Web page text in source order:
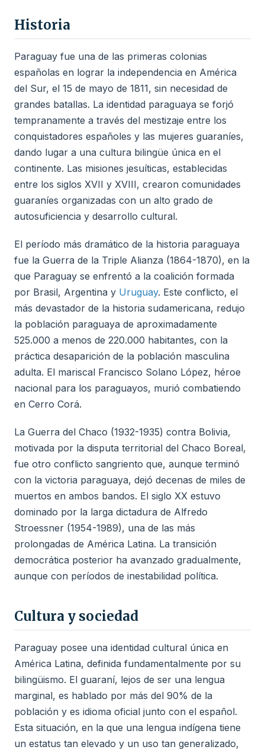
Historia
Paraguay fue una de las primeras colonias
españolas en lograr la independencia en América
del Sur, el 15 de mayo de 1811, sin necesidad de
grandes batallas. La identidad paraguaya se forjó
tempranamente a través del mestizaje entre los
conquistadores españoles y las mujeres guaraníes,
dando lugar a una cultura bilingüe única en el
continente. Las misiones jesuíticas, establecidas
entre los siglos XVII y XVIII, crearon comunidades
guaraníes organizadas con un alto grado de
autosuficiencia y desarrollo cultural.
El período más dramático de la historia paraguaya
fue la Guerra de la Triple Alianza (1864-1870), en la
que Paraguay se enfrentó a la coalición formada
por Brasil, Argentina y Uruguay. Este conflicto, el
más devastador de la historia sudamericana, redujo
la población paraguaya de aproximadamente
525.000 a menos de 220.000 habitantes, con la
práctica desaparición de la población masculina
adulta. El mariscal Francisco Solano López, héroe
nacional para los paraguayos, murió combatiendo
en Cerro Corá.
La Guerra del Chaco (1932-1935) contra Bolivia,
motivada por la disputa territorial del Chaco Boreal,
fue otro conflicto sangriento que, aunque terminó
con la victoria paraguaya, dejó decenas de miles de
muertos en ambos bandos. El siglo XX estuvo
dominado por la larga dictadura de Alfredo
Stroessner (1954-1989), una de las más
prolongadas de América Latina. La transición
democrática posterior ha avanzado gradualmente,
aunque con períodos de inestabilidad política.
Cultura y sociedad
Paraguay posee una identidad cultural única en
América Latina, definida fundamentalmente por su
bilingüismo. El guaraní, lejos de ser una lengua
marginal, es hablado por más del 90% de la
población y es idioma oficial junto con el español.
Esta situación, en la que una lengua indígena tiene
un estatus tan elevado y un uso tan generalizado,